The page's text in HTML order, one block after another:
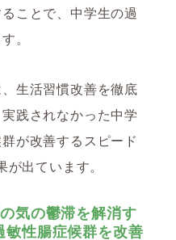
ことで、中学生の過
。
生活習慣改善を徹底
践されなかった中学
が改善するスピード
出ています。
気の鬱滞を解消す
敏性腸症候群を改善